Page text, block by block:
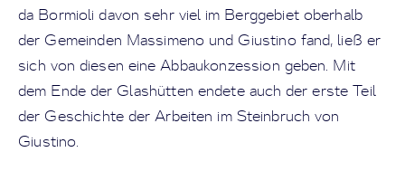
da Bormioli davon sehr viel im Berggebiet oberhalb
der Gemeinden Massimeno und Giustino fand, ließ er
sich von diesen eine Abbaukonzession geben. Mit
dem Ende der Glashütten endete auch der erste Teil
der Geschichte der Arbeiten im Steinbruch von
Giustino.